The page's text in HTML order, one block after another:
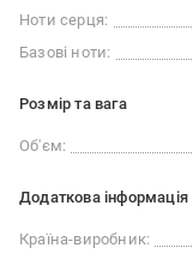
Ноти серця:
Базові ноти:
Розмір та вага
Об'єм:
Додаткова інформація
Країна-виробник: